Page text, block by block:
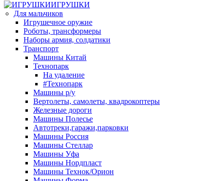
ИГРУШКИ
Для мальчиков
Игрушечное оружие
Роботы, трансформеры
Наборы армия, солдатики
Транспорт
Машины Китай
Технопарк
На удаление
#Технопарк
Машины р/у
Вертолеты, самолеты, квадрокоптеры
Железные дороги
Машины Полесье
Автотреки,гаражи,парковки
Машины Россия
Машины Стеллар
Машины Уфа
Машины Нордпласт
Машины Технок/Орион